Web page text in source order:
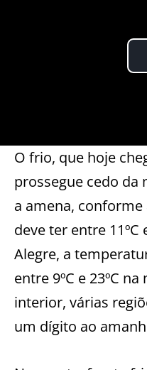
O frio, que hoje
prossegue cedo da
a amena,
deve ter entre 11ºC
Alegre, a
entre 9ºC e 23ºC
interior, várias
um dígito ao